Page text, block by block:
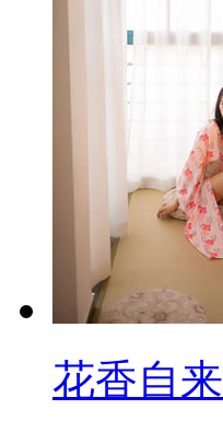
花香自来